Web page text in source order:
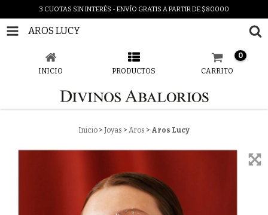
3 CUOTAS SIN INTERÉS - ENVÍO GRATIS A PARTIR DE $80.000
AROS LUCY
INICIO PRODUCTOS CARRITO
0
Inicio > Joyas > Aros > Aros Lucy